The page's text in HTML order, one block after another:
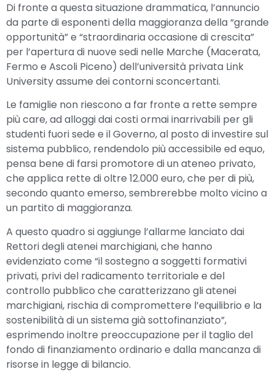
Di fronte a questa situazione drammatica, l’annuncio
da parte di esponenti della maggioranza della “grande
opportunità” e “straordinaria occasione di crescita”
per l’apertura di nuove sedi nelle Marche (Macerata,
Fermo e Ascoli Piceno) dell’università privata Link
University assume dei contorni sconcertanti.
Le famiglie non riescono a far fronte a rette sempre
più care, ad alloggi dai costi ormai inarrivabili per gli
studenti fuori sede e il Governo, al posto di investire sul
sistema pubblico, rendendolo più accessibile ed equo,
pensa bene di farsi promotore di un ateneo privato,
che applica rette di oltre 12.000 euro, che per di più,
secondo quanto emerso, sembrerebbe molto vicino a
un partito di maggioranza.
A questo quadro si aggiunge l’allarme lanciato dai
Rettori degli atenei marchigiani, che hanno
evidenziato come “il sostegno a soggetti formativi
privati, privi del radicamento territoriale e del
controllo pubblico che caratterizzano gli atenei
marchigiani, rischia di compromettere l’equilibrio e la
sostenibilità di un sistema già sottofinanziato”,
esprimendo inoltre preoccupazione per il taglio del
fondo di finanziamento ordinario e dalla mancanza di
risorse in legge di bilancio.